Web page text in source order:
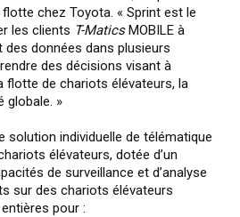
chez Toyota. « Sprint est le
les clients T-MaticsMOBILE à
données dans plusieurs
des décisions visant à
flotte de chariots élévateurs, la
globale. »
solution individuelle de télématique
élévateurs, dotée d’un
de surveillance et d’analyse
sur des chariots élévateurs
pour :